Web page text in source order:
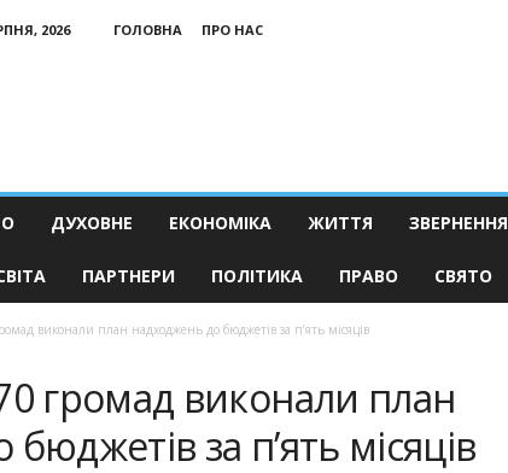
2026 ГОЛОВНА
ПРО НАС
ДУХОВНЕ ЕКОНОМІКА ЖИТТЯ ЗВЕРНЕННЯ
ПАРТНЕРИ ПОЛІТИКА ПРАВО СВЯТО
виконали план надходжень до бюджетів за п’ять місяців
громад виконали план
за п’ять місяців